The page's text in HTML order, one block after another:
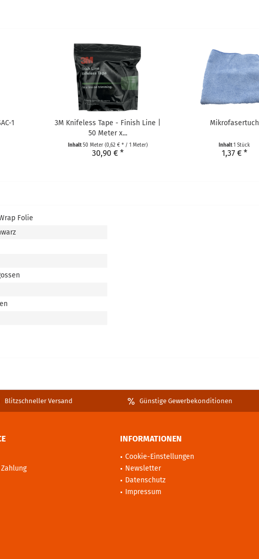
1
3M Knifeless Tape - Finish Line |
50 Meter x...
Inhalt50 Meter (0,62 € * / 1 Meter)
30,90 € *
Mikrofasertuch
Inhalt1 Stück
1,37 € *
Folie
Blitzschneller Versand Günstige Gewerbekonditionen
INFORMATIONEN
Cookie-Einstellungen
Newsletter
Datenschutz
Impressum